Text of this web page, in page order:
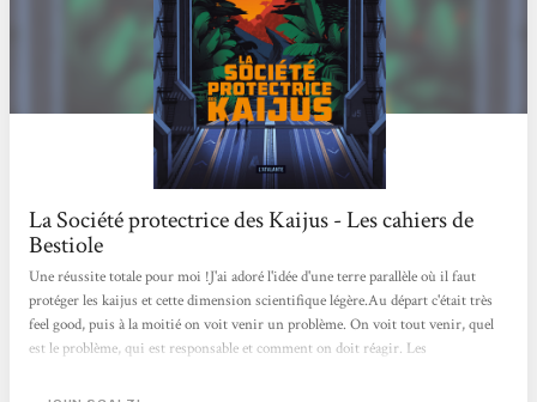
La Société protectrice des Kaijus - Les cahiers de
Bestiole
Une réussite totale pour moi !J'ai adoré l'idée d'une terre parallèle où il faut
protéger les kaijus et cette dimension scientifique légère.Au départ c'était très
feel good, puis à la moitié on voit venir un problème. On voit tout venir, quel
est le problème, qui est responsable et comment on doit réagir. Les
ont découvert ce monde il y a un mois... mais j'étais dans ma SF feelgood pleine